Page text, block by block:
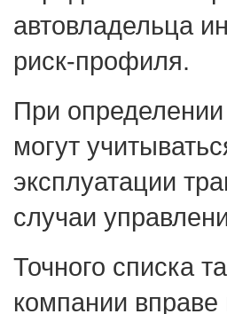
автовладельца
риск-профиля.
При
могут
эксплуатации
случаи
Точного списка
компании вправе